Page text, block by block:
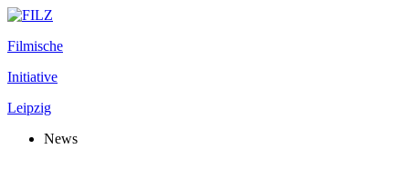
Filmische
Initiative
Leipzig
News